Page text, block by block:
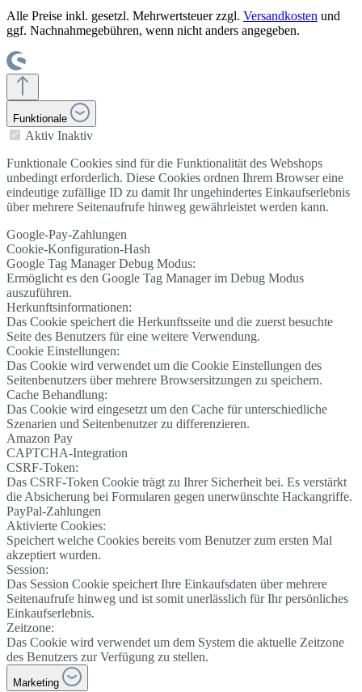
Alle Preise inkl. gesetzl. Mehrwertsteuer zzgl. Versandkosten und
ggf. Nachnahmegebühren, wenn nicht anders angegeben.
Funktionale
Aktiv Inaktiv
Funktionale Cookies sind für die Funktionalität des Webshops
unbedingt erforderlich. Diese Cookies ordnen Ihrem Browser eine
eindeutige zufällige ID zu damit Ihr ungehindertes Einkaufserlebnis
über mehrere Seitenaufrufe hinweg gewährleistet werden kann.
Google-Pay-Zahlungen
Cookie-Konfiguration-Hash
Google Tag Manager Debug Modus:
Ermöglicht es den Google Tag Manager im Debug Modus
auszuführen.
Herkunftsinformationen:
Das Cookie speichert die Herkunftsseite und die zuerst besuchte
Seite des Benutzers für eine weitere Verwendung.
Cookie Einstellungen:
Das Cookie wird verwendet um die Cookie Einstellungen des
Seitenbenutzers über mehrere Browsersitzungen zu speichern.
Cache Behandlung:
Das Cookie wird eingesetzt um den Cache für unterschiedliche
Szenarien und Seitenbenutzer zu differenzieren.
Amazon Pay
CAPTCHA-Integration
CSRF-Token:
Das CSRF-Token Cookie trägt zu Ihrer Sicherheit bei. Es verstärkt
die Absicherung bei Formularen gegen unerwünschte Hackangriffe.
PayPal-Zahlungen
Aktivierte Cookies:
Speichert welche Cookies bereits vom Benutzer zum ersten Mal
akzeptiert wurden.
Session:
Das Session Cookie speichert Ihre Einkaufsdaten über mehrere
Seitenaufrufe hinweg und ist somit unerlässlich für Ihr persönliches
Einkaufserlebnis.
Zeitzone:
Das Cookie wird verwendet um dem System die aktuelle Zeitzone
des Benutzers zur Verfügung zu stellen.
Marketing